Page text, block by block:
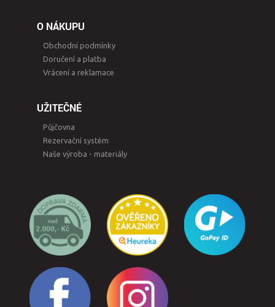
O NÁKUPU
Obchodní podmínky
Doručení a platba
Vrácení a reklamace
UŽITEČNÉ
Půjčovna
Rezervační systém
Naše výroba - materiály